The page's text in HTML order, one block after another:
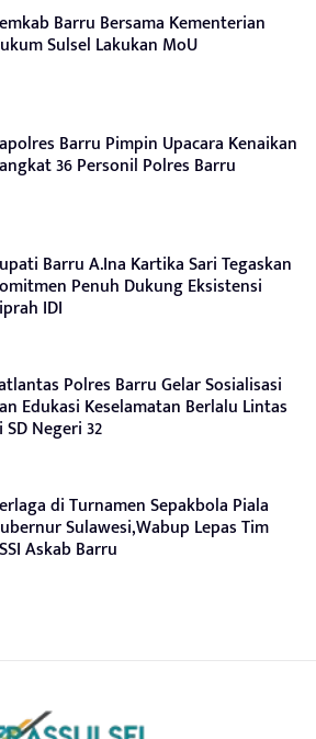
Barru Bersama Kementerian
Sulsel Lakukan MoU
Barru Pimpin Upacara Kenaikan
36 Personil Polres Barru
Barru A.Ina Kartika Sari Tegaskan
Penuh Dukung Eksistensi
IDI
Polres Barru Gelar Sosialisasi
Edukasi Keselamatan Berlalu Lintas
SD Negeri 32
di Turnamen Sepakbola Piala
Sulawesi,Wabup Lepas Tim
Askab Barru